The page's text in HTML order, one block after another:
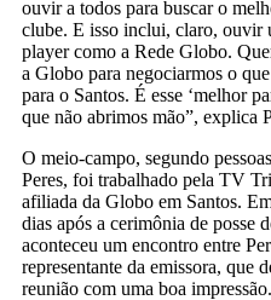
ouvir a todos para buscar o
clube. E isso inclui, claro, ouvir
player como a Rede Globo.
a Globo para negociarmos o
para o Santos. É esse ‘melhor
que não abrimos mão”, explica
O meio-campo, segundo
Peres, foi trabalhado pela TV
afiliada da Globo em Santos.
dias após a cerimônia de posse
aconteceu um encontro entre
representante da emissora, que
reunião com uma boa impressão.